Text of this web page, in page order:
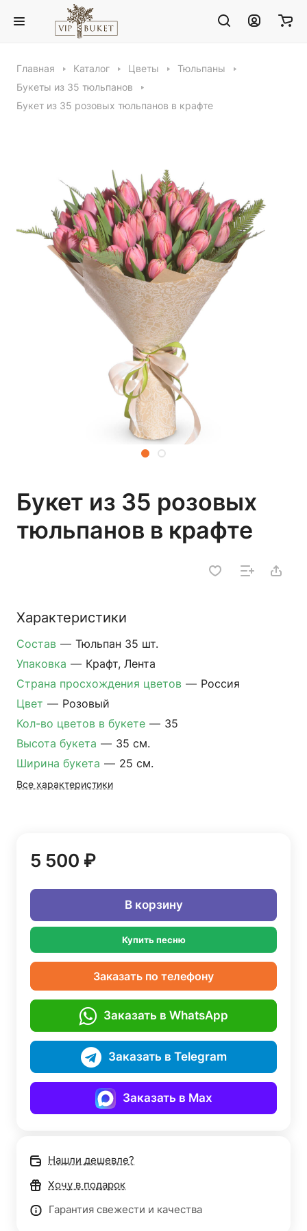
Главная Каталог Цветы
Тюльпаны
Букеты из 35 тюльпанов
Букет из 35 розовых тюльпанов в крафте
Букет из 35 розовых
тюльпанов в крафте
Характеристики
Состав — Тюльпан 35 шт.
Упаковка — Крафт, Лента
Страна просхождения цветов — Россия
Цвет — Розовый
Кол-во цветов в букете — 35
Высота букета — 35 см.
Ширина букета — 25 см.
Все характеристики
5 500 ₽
В корзину
Купить песню
Заказать по телефону
Заказать в WhatsApp
Заказать в Telegram
Заказать в Max
Нашли дешевле?
Хочу в подарок
Гарантия свежести и качества